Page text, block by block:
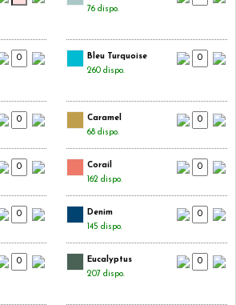
76 dispo.
Bleu Turquoise
260 dispo.
Caramel
68 dispo.
Corail
162 dispo.
Denim
145 dispo.
Eucalyptus
207 dispo.